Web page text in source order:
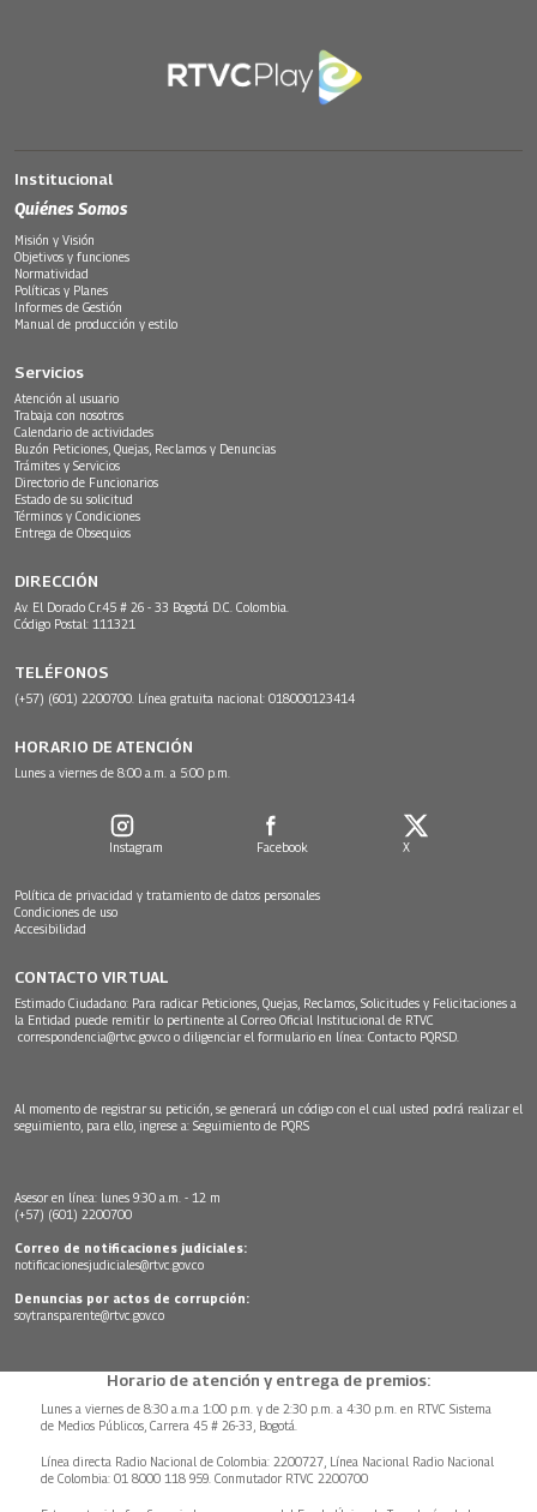
Institucional
Quiénes Somos
Misión y Visión
Objetivos y funciones
Normatividad
Políticas y Planes
Informes de Gestión
Manual de producción y estilo
Servicios
Atención al usuario
Trabaja con nosotros
Calendario de actividades
Buzón Peticiones, Quejas, Reclamos y Denuncias
Trámites y Servicios
Directorio de Funcionarios
Estado de su solicitud
Términos y Condiciones
Entrega de Obsequios
DIRECCIÓN
Av. El Dorado Cr.45 # 26 - 33 Bogotá D.C. Colombia.
Código Postal: 111321
TELÉFONOS
(+57) (601) 2200700. Línea gratuita nacional: 018000123414
HORARIO DE ATENCIÓN
Lunes a viernes de 8:00 a.m. a 5:00 p.m.
Instagram Facebook X
Política de privacidad y tratamiento de datos personales
Condiciones de uso
Accesibilidad
CONTACTO VIRTUAL
Estimado Ciudadano: Para radicar Peticiones, Quejas, Reclamos, Solicitudes y Felicitaciones a
la Entidad puede remitir lo pertinente al Correo Oficial Institucional de RTVC
correspondencia@rtvc.gov.co o diligenciar el formulario en línea: Contacto PQRSD.
Al momento de registrar su petición, se generará un código con el cual usted podrá realizar el
seguimiento, para ello, ingrese a: Seguimiento de PQRS
Asesor en línea: lunes 9:30 a.m. - 12 m
(+57) (601) 2200700
Correo de notificaciones judiciales:
notificacionesjudiciales@rtvc.gov.co
Denuncias por actos de corrupción:
soytransparente@rtvc.gov.co
Horario de atención y entrega de premios:
Lunes a viernes de 8:30 a.m.a 1:00 p.m. y de 2:30 p.m. a 4:30 p.m. en RTVC Sistema
de Medios Públicos, Carrera 45 # 26-33, Bogotá.
Línea directa Radio Nacional de Colombia: 2200727, Línea Nacional Radio Nacional
de Colombia: 01 8000 118 959. Conmutador RTVC 2200700